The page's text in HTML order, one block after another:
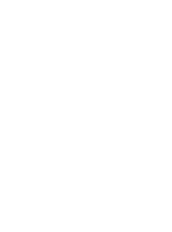
Bildergalerie